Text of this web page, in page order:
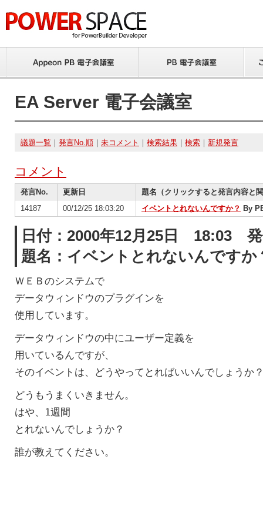
EA Server 電子会議室
議題一覧 ｜ 発言No.順 ｜ 未コメント ｜ 検索結果 ｜ 検索 ｜ 新規発言
コメント
発言No. 更新日
題名（クリックすると発言内容と
14187
00/12/25 18:03:20 イベントとれないんですか？ By
日付：2000年12月25日 18:03
題名：イベントとれないんですか
ＷＥＢのシステムで
データウィンドウのプラグインを
使用しています。
データウィンドウの中にユーザー定義を
用いているんですが、
そのイベントは、どうやってとればいいんでしょうか
どうもうまくいきません。
はや、1週間
とれないんでしょうか？
誰が教えてください。